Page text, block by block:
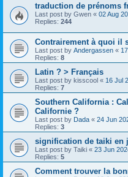
traduction de prénoms
Last post by Gwen « 02 Aug
Replies: 244
Contrairement à quoi il
Last post by Andergassen «
Replies: 8
Latin ? > Français
Last post by kisscool « 16 Jul
Replies: 7
Southern California :
Californie ?
Last post by Dada « 24 Jun
Replies: 3
signification de taiki en
Last post by Taiki « 23 Jun
Replies: 5
Comment trouver la